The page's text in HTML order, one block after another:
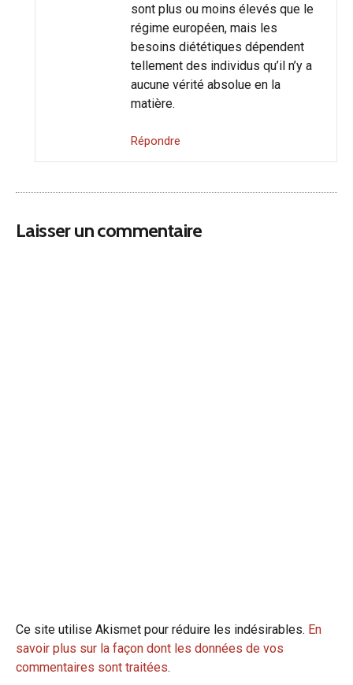
sont plus ou moins élevés que le
régime européen, mais les
besoins diététiques dépendent
tellement des individus qu’il n’y a
aucune vérité absolue en la
matière.
Répondre
Laisser un commentaire
Ce site utilise Akismet pour réduire les indésirables. En
savoir plus sur la façon dont les données de vos
commentaires sont traitées.